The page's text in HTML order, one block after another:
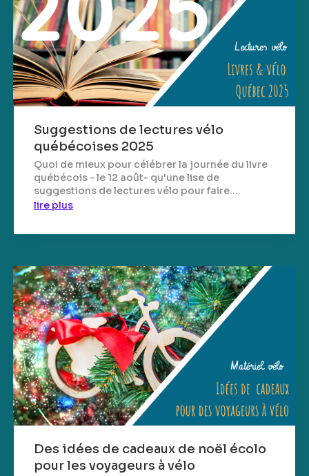
Suggestions de lectures vélo
québécoises 2025
Quoi de mieux pour célébrer la journée du livre
québécois - le 12 août- qu'une lise de
suggestions de lectures vélo pour faire...
lire plus
Des idées de cadeaux de noël écolo
pour les voyageurs à vélo